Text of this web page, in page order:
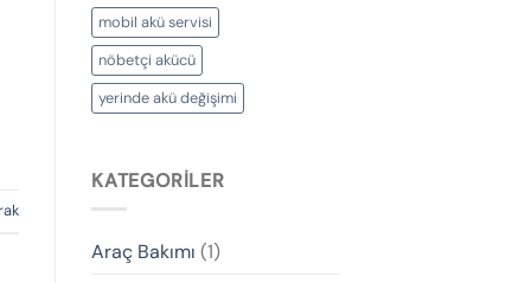
mobil akü servisi
nöbetçi akücü
yerinde akü değişimi
KATEGORILER
Araç Bakımı (1)